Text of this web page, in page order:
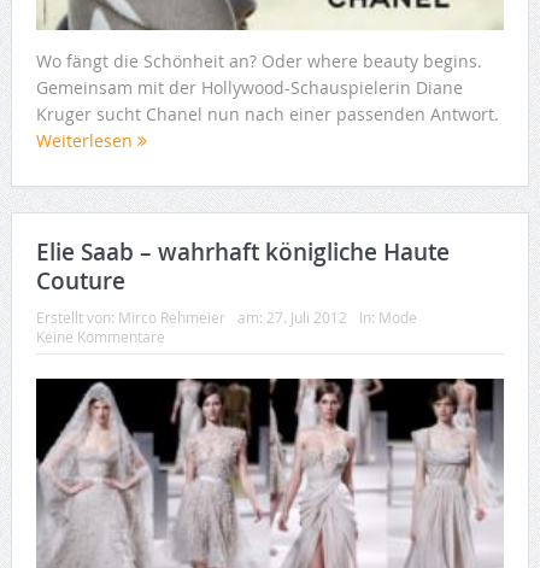
Wo fängt die Schönheit an? Oder where beauty begins.
Gemeinsam mit der Hollywood-Schauspielerin Diane
Kruger sucht Chanel nun nach einer passenden Antwort.
Weiterlesen
Elie Saab – wahrhaft königliche Haute
Couture
Erstellt von: Mirco Rehmeier am: 27. Juli 2012 In: Mode
Keine Kommentare